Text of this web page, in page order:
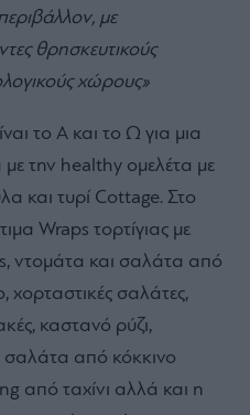
με
θρησκευτικούς
χώρους»
το Α και το Ω για μια
με την healthy ομελέτα με
και τυρί Cottage. Στο
Wraps τορτίγιας με
ντομάτα και σαλάτα από
χορταστικές σαλάτες,
καστανό ρύζι,
σαλάτα από κόκκινο
από ταχίνι αλλά και η